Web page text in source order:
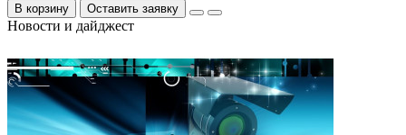
В корзину Оставить заявку
Новости и дайджест